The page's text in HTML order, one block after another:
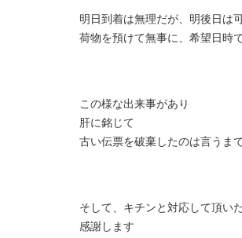
明日到着は無理だが、明後日は
荷物を預けて無事に、希望日時
この様な出来事があり
肝に銘じて
古い伝票を破棄したのは言うま
そして、キチンと対応して頂い
感謝します